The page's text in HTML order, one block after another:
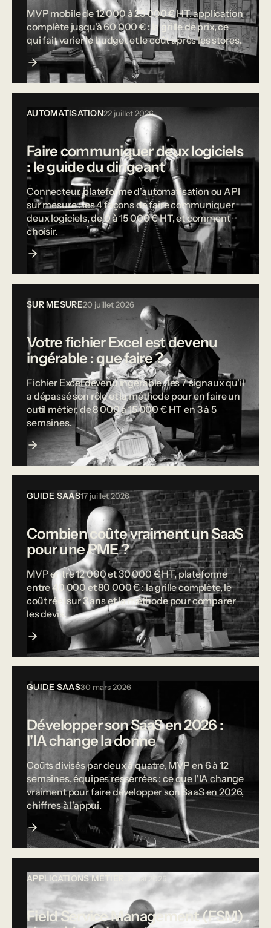
MVP mobile de 12 000 à 25 000 € HT, application
complète jusqu'à 60 000 € : la grille de prix, ce
qui fait varier le budget et le coût après les stores.
AUTOMATISATION22 juillet 2026
Faire communiquer deux logiciels
: le guide du dirigeant
Connecteur, plateforme d'automatisation ou API
sur mesure : les 4 façons de faire communiquer
deux logiciels, de 0 à 15 000 € HT, et comment
choisir.
SUR MESURE20 juillet 2026
Votre fichier Excel est devenu
ingérable : que faire ?
Fichier Excel devenu ingérable : les 7 signaux qu'il
a dépassé son rôle et la méthode pour en faire un
outil métier, de 8 000 à 15 000 € HT en 3 à 5
semaines.
GUIDE SAAS17 juillet 2026
Combien coûte vraiment un SaaS
pour une PME ?
MVP entre 12 000 et 30 000 € HT, plateforme
entre 40 000 et 80 000 € : la grille complète, le
coût réel sur 3 ans et la méthode pour comparer
les devis.
GUIDE SAAS30 mars 2026
Développer son SaaS en 2026 :
l'IA change la donne
Coûts divisés par deux à quatre, MVP en 6 à 12
semaines, équipes resserrées : ce que l'IA change
vraiment pour faire développer son SaaS en 2026,
chiffres à l'appui.
APPLICATIONS MÉTIER 12 mai 2025
Field Service Management (FSM)